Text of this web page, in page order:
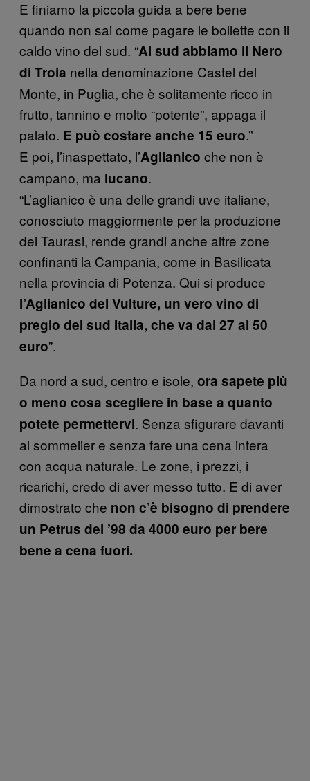
E finiamo la piccola guida a bere bene
quando non sai come pagare le bollette con il
caldo vino del sud. “Al sud abbiamo il Nero
di Troia nella denominazione Castel del
Monte, in Puglia, che è solitamente ricco in
frutto, tannino e molto “potente”, appaga il
palato. E può costare anche 15 euro.”
E poi, l’inaspettato, l’Aglianico che non è
campano, ma lucano.
“L’aglianico è una delle grandi uve italiane,
conosciuto maggiormente per la produzione
del Taurasi, rende grandi anche altre zone
confinanti la Campania, come in Basilicata
nella provincia di Potenza. Qui si produce
l’Aglianico del Vulture, un vero vino di
pregio del sud Italia, che va dai 27 ai 50
euro”.
Da nord a sud, centro e isole, ora sapete più
o meno cosa scegliere in base a quanto
potete permettervi. Senza sfigurare davanti
al sommelier e senza fare una cena intera
con acqua naturale. Le zone, i prezzi, i
ricarichi, credo di aver messo tutto. E di aver
dimostrato che non c’è bisogno di prendere
un Petrus del ’98 da 4000 euro per bere
bene a cena fuori.